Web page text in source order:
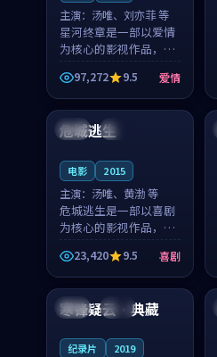
主演： 汤唯、刘亦菲 等
星河终章是一部以爱情
为核心的影视作品，围
绕危机、反转与人物成
长展开，整体节奏紧
凑，值得推荐观看。
97,272 9.5 爱情
中国 完结
危城逃生
电影 2015
主演： 汤唯、黄渤 等
危城逃生是一部以喜剧
为核心的影视作品，围
绕危机、反转与人物成
长展开，整体节奏紧
凑，值得推荐观看。
23,420 9.5 喜剧
日本 高分
寒锋疑云·典藏
纪录片 2019